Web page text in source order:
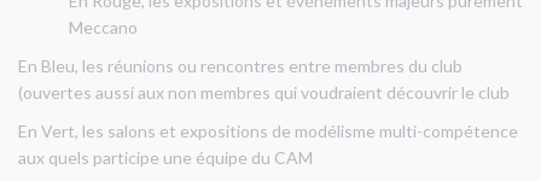
Meccano
En Bleu, les réunions ou rencontres entre membres du club
(ouvertes aussi aux non membres qui voudraient découvrir le club
En Vert, les salons et expositions de modélisme multi-compétence
aux quels participe une équipe du CAM